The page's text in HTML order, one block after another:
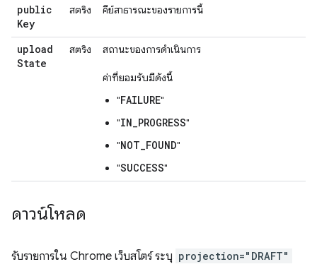
public
Key
สตริง คีย์สาธารณะของรายการนี้
upload
State
สตริง สถานะของการดำเนินการ
ค่าที่ยอมรับมีดังนี้
"FAILURE"
"IN_PROGRESS"
"NOT_FOUND"
"SUCCESS"
ดาวน์โหลด
รับรายการใน Chrome เว็บสโตร์ ระบุ projection="DRAFT"